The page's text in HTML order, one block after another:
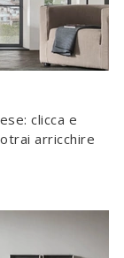
clicca e
arricchire